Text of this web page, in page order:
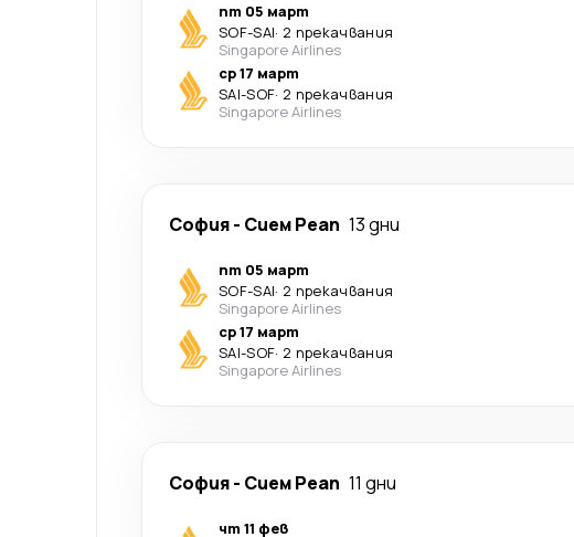
пт 05 март
SOF-SAI· 2 прекачвания
Singapore Airlines
ср 17 март
SAI-SOF· 2 прекачвания
Singapore Airlines
София- Сием Реап 13 дни
пт 05 март
SOF-SAI· 2 прекачвания
Singapore Airlines
ср 17 март
SAI-SOF· 2 прекачвания
Singapore Airlines
София- Сием Реап 11 дни
чт 11 фев